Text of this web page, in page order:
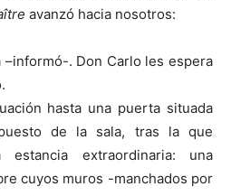
avanzó hacia nosotros:
–informó-. Don Carlo les espera
hasta una puerta situada
de la sala, tras la que
estancia extraordinaria: una
cuyos muros -manchados por